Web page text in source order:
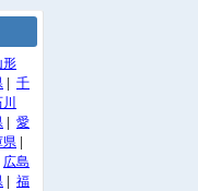
形
| 千
| 愛
県 |
広島
| 福